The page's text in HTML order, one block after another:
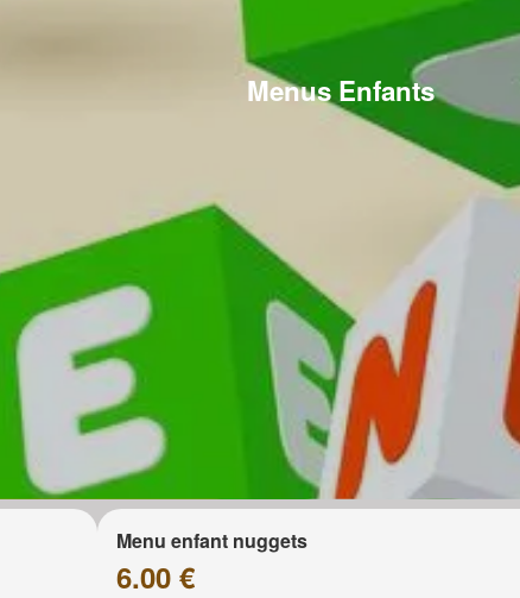
Menus Enfants
Menu enfant nuggets
6.00 €